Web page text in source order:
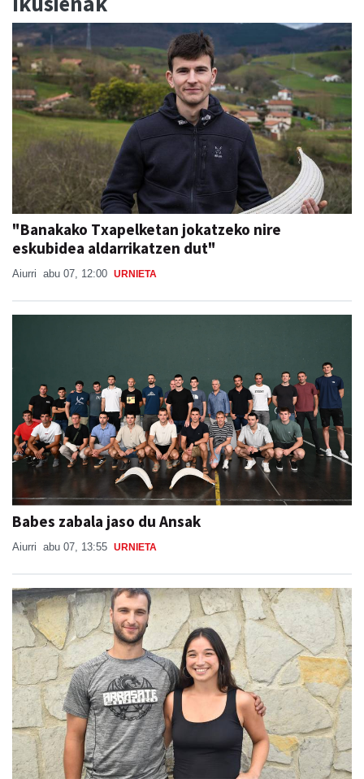
"Banakako Txapelketan jokatzeko nire
eskubidea aldarrikatzen dut"
Aiurri abu 07, 12:00 URNIETA
Babes zabala jaso du Ansak
Aiurri abu 07, 13:55 URNIETA